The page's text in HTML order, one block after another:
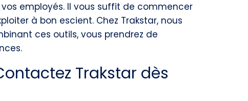
employés. Il vous suffit de commencer
à bon escient. Chez Trakstar, nous
ces outils, vous prendrez de
Trakstar dès